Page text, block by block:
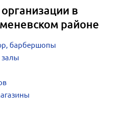
в
районе
барбершопы
залы